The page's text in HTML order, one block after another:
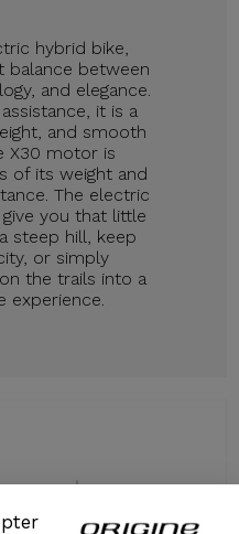
hybrid bike,
balance between
and elegance.
it is a
and smooth
X30 motor is
of its weight and
The electric
you that little
steep hill, keep
or simply
the trails into a
experience.